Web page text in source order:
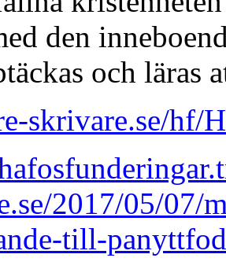
den
och läras
skrivare.se/hf/
2017/05/07/
till-